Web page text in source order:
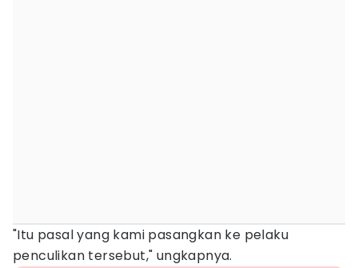
"Itu pasal yang kami pasangkan ke pelaku
penculikan tersebut," ungkapnya.